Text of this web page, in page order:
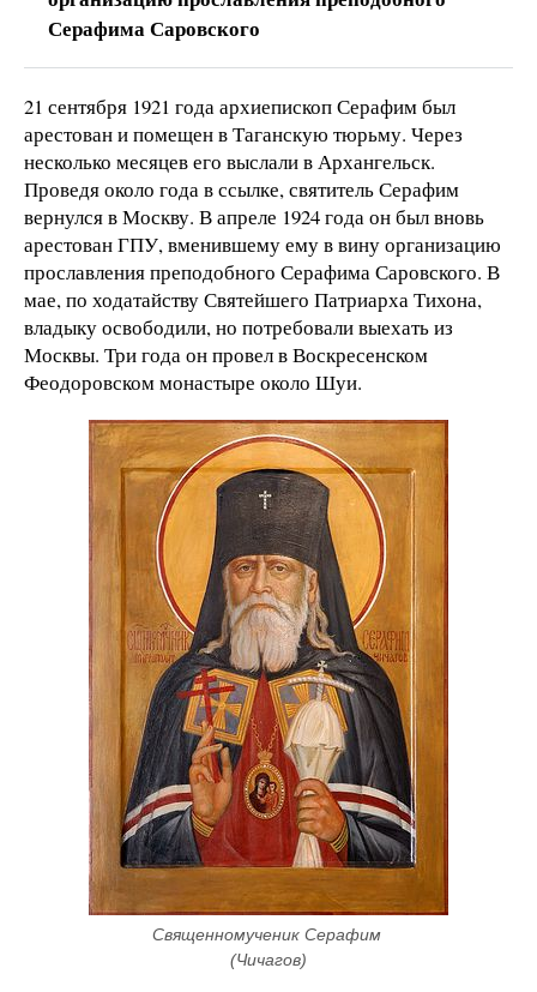
Серафима Саровского
21 сентября 1921 года архиепископ Серафим был
арестован и помещен в Таганскую тюрьму. Через
несколько месяцев его выслали в Архангельск.
Проведя около года в ссылке, святитель Серафим
вернулся в Москву. В апреле 1924 года он был вновь
арестован ГПУ, вменившему ему в вину организацию
прославления преподобного Серафима Саровского. В
мае, по ходатайству Святейшего Патриарха Тихона,
владыку освободили, но потребовали выехать из
Москвы. Три года он провел в Воскресенском
Феодоровском монастыре около Шуи.
Священномученик Серафим
(Чичагов)